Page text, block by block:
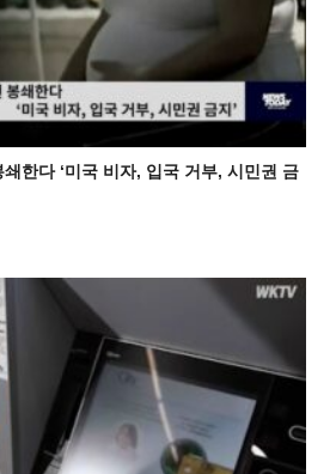
한다 ‘미국 비자, 입국 거부, 시민권 금